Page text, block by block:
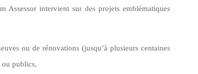
Assessor intervient sur des projets emblématiques
ou de rénovations (jusqu’à plusieurs centaines
ou publics,